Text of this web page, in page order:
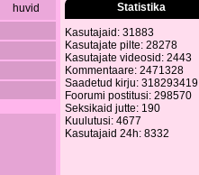
huvid
Statistika
Kasutajaid: 31883
Kasutajate pilte: 28278
Kasutajate videosid: 2443
Kommentaare: 2471328
Saadetud kirju: 318293419
Foorumi postitusi: 298570
Seksikaid jutte: 190
Kuulutusi: 4677
Kasutajaid 24h: 8332